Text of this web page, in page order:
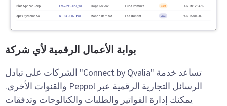
بوابة الأعمال الرقمية لأي شركة
تساعد خدمة "Connect by Qvalia" الشركات على تبادل
الرسائل التجارية الرقمية عبر Peppol والقنوات الأخرى.
يمكنك إدارة الفواتير والطلبات والكتالوجات وتدفقات